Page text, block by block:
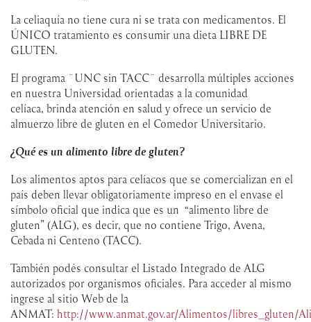
La celiaquía no tiene cura ni se trata con medicamentos. El
ÚNICO tratamiento es consumir una dieta LIBRE DE
GLUTEN.
El programa ¨UNC sin TACC¨ desarrolla múltiples acciones
en nuestra Universidad orientadas a la comunidad
celíaca, brinda atención en salud y ofrece un servicio de
almuerzo libre de gluten en el Comedor Universitario.
¿Qué es un alimento libre de gluten?
Los alimentos aptos para celíacos que se comercializan en el
país deben llevar obligatoriamente impreso en el envase el
símbolo oficial que indica que es un “alimento libre de
gluten” (ALG), es decir, que no contiene Trigo, Avena,
Cebada ni Centeno (TACC).
También podés consultar el Listado Integrado de ALG
autorizados por organismos oficiales. Para acceder al mismo
ingrese al sitio Web de la
ANMAT: http://www.anmat.gov.ar/Alimentos/libres_gluten/